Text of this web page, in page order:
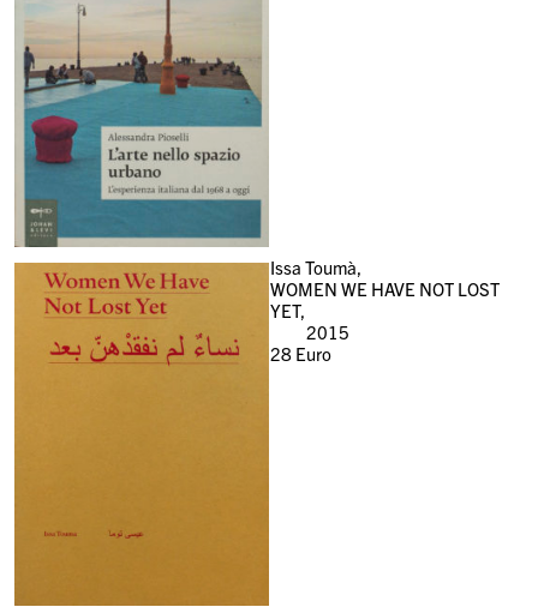
Issa Toumà,
WOMEN WE HAVE NOT LOST
YET,
2015
28Euro